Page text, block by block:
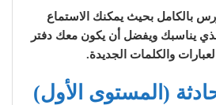
بالكامل بحيث يمكنك الاستماع
يناسبك ويفضل أن يكون معك دفتر
والكلمات الجديدة.
(المستوى الأول)